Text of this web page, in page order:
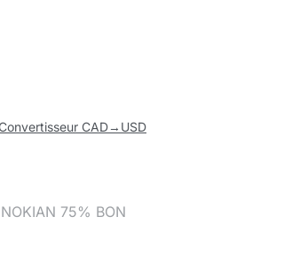
Convertisseur CAD→USD
75% BON